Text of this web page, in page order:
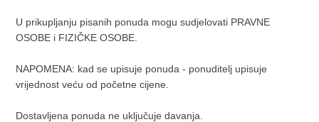
U prikupljanju pisanih ponuda mogu sudjelovati PRAVNE
OSOBE i FIZIČKE OSOBE.
NAPOMENA: kad se upisuje ponuda - ponuditelj upisuje
vrijednost veću od početne cijene.
Dostavljena ponuda ne uključuje davanja.